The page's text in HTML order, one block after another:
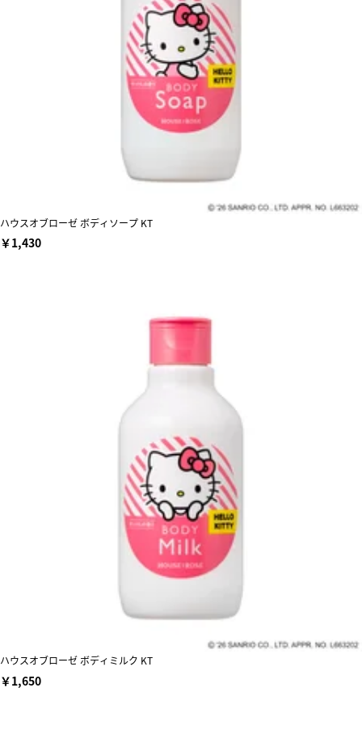
ハウスオブローゼ ボディソープ KT
￥1,430
ハウスオブローゼ ボディミルク KT
￥1,650